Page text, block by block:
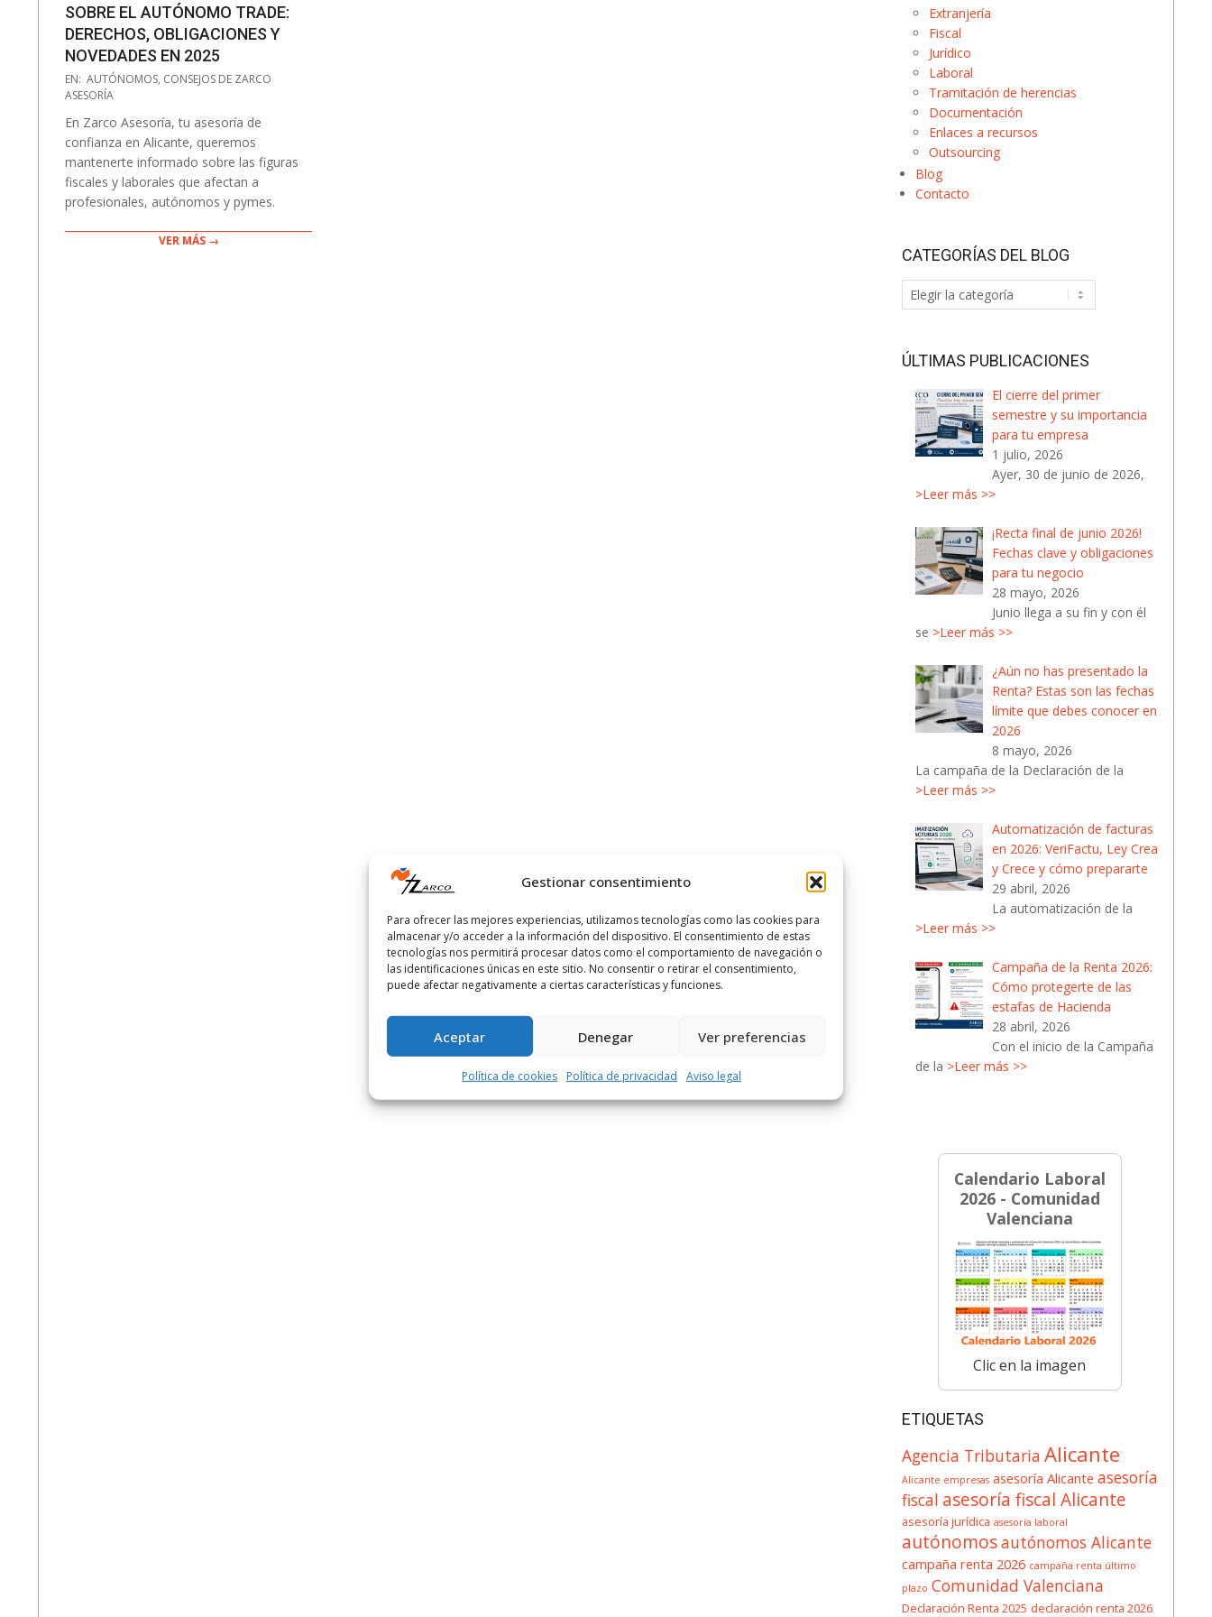
Gestionar consentimiento
Para ofrecer las mejores experiencias, utilizamos tecnologías como las cookies para
almacenar y/o acceder a la información del dispositivo. El consentimiento de estas
tecnologías nos permitirá procesar datos como el comportamiento de navegación o
las identificaciones únicas en este sitio. No consentir o retirar el consentimiento,
puede afectar negativamente a ciertas características y funciones.
Aceptar Denegar Ver preferencias
Política de cookies Política de privacidad Aviso legal
SOBRE EL AUTÓNOMO TRADE:
DERECHOS, OBLIGACIONES Y
NOVEDADES EN 2025
2025-
07-
16
EN: AUTÓNOMOS, CONSEJOS DE ZARCO
ASESORÍA
En Zarco Asesoría, tu asesoría de
confianza en Alicante, queremos
mantenerte informado sobre las figuras
fiscales y laborales que afectan a
profesionales, autónomos y pymes.
VER MÁS →
Extranjería
Fiscal
Jurídico
Laboral
Tramitación de herencias
Documentación
Enlaces a recursos
Outsourcing
Blog
Contacto
CATEGORÍAS DEL BLOG
Categorías
del
ÚLTIMAS PUBLICACIONES
El cierre del primer
semestre y su importancia
para tu empresa
1 julio, 2026
Ayer, 30 de junio de 2026,
>Leer más >>
¡Recta final de junio 2026!
Fechas clave y obligaciones
para tu negocio
28 mayo, 2026
Junio llega a su fin y con él
se >Leer más >>
¿Aún no has presentado la
Renta? Estas son las fechas
límite que debes conocer en
2026
8 mayo, 2026
La campaña de la Declaración de la
>Leer más >>
Automatización de facturas
en 2026: VeriFactu, Ley Crea
y Crece y cómo prepararte
29 abril, 2026
La automatización de la
>Leer más >>
Campaña de la Renta 2026:
Cómo protegerte de las
estafas de Hacienda
28 abril, 2026
Con el inicio de la Campaña
de la >Leer más >>
Calendario Laboral
2026 - Comunidad
Valenciana
Clic en la imagen
ETIQUETAS
Agencia Tributaria Alicante
Alicante empresas asesoría Alicante asesoría
fiscal asesoría fiscal Alicante
asesoría jurídica asesoría laboral
autónomosautónomos Alicante
campaña renta 2026 campaña renta último
plazo Comunidad Valenciana
Declaración Renta 2025 declaración renta 2026